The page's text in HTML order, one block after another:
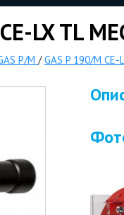
LX TL
P/M /GAS P 190/M CE-